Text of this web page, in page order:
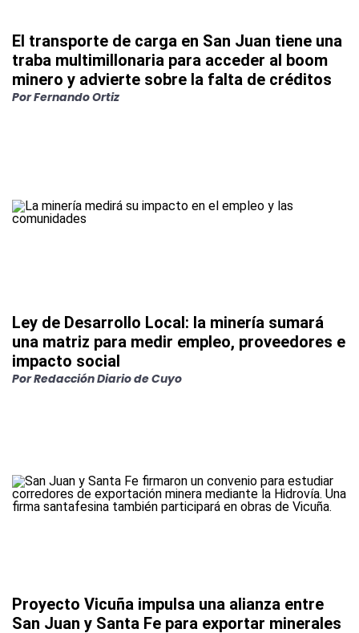
El transporte de carga en San Juan tiene una
traba multimillonaria para acceder al boom
minero y advierte sobre la falta de créditos
Por Fernando Ortiz
Ley de Desarrollo Local: la minería sumará
una matriz para medir empleo, proveedores e
impacto social
Por Redacción Diario de Cuyo
Proyecto Vicuña impulsa una alianza entre
San Juan y Santa Fe para exportar minerales